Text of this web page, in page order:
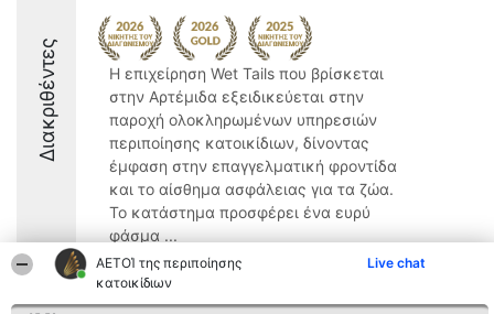
ΑΕΤΟΊ της περιποίησης
κατοικίδιων
Live chat
Διακριθέντες
Η επιχείρηση Wet Tails που βρίσκεται
στην Αρτέμιδα εξειδικεύεται στην
παροχή ολοκληρωμένων υπηρεσιών
περιποίησης κατοικίδιων, δίνοντας
έμφαση στην επαγγελματική φροντίδα
και το αίσθημα ασφάλειας για τα ζώα.
Το κατάστημα προσφέρει ένα ευρύ
φάσμα ...
9.8